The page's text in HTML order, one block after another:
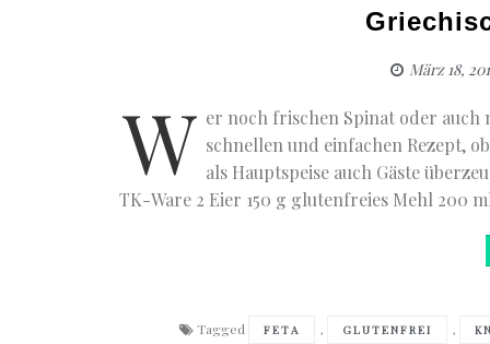
März 18,
W er noch frischen Spinat oder
schnellen und einfachen Rezept,
als Hauptspeise auch Gäste
TK-Ware 2 Eier 150 g glutenfreies Mehl 200
Tagged FETA , GLUTENFREI ,